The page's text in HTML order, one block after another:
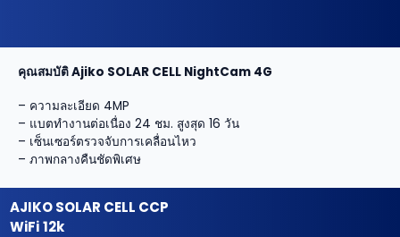
คุณสมบัติ Ajiko SOLAR CELL NightCam 4G
– ความละเอียด 4MP
– แบตทำงานต่อเนื่อง 24 ชม. สูงสุด 16 วัน
– เซ็นเซอร์ตรวจจับการเคลื่อนไหว
– ภาพกลางคืนชัดพิเศษ
AJIKO SOLAR CELL CCP
WiFi 12k